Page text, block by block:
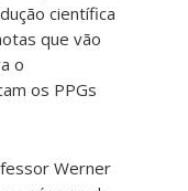
científica
que vão
o
os PPGs
Werner